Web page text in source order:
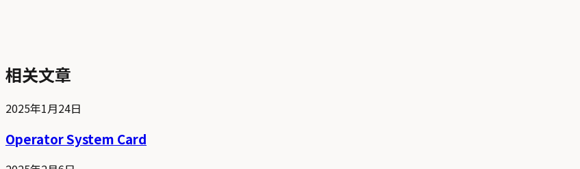
相关文章
2025年1月24日
Operator System Card